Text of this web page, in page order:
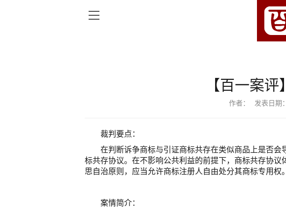
【百一案
作者： 发表日期
裁判要点：
在判断诉争商标与引证商标共存在类似商品上是否
标共存协议。在不影响公共利益的前提下，商标共存协
思自治原则，应当允许商标注册人自由处分其商标专用权。
案情简介：